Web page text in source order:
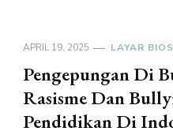
APRIL 19, 2025 LAYAR
Pengepungan Di
Rasisme Dan
Pendidikan Di